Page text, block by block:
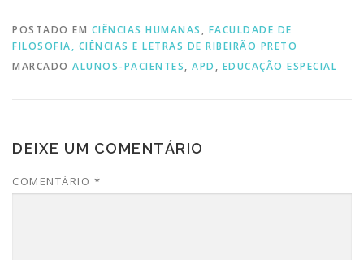
POSTADO EM CIÊNCIAS HUMANAS , FACULDADE DE
FILOSOFIA, CIÊNCIAS E LETRAS DE RIBEIRÃO PRETO
MARCADO ALUNOS-PACIENTES, APD , EDUCAÇÃO ESPECIAL
DEIXE UM COMENTÁRIO
COMENTÁRIO *